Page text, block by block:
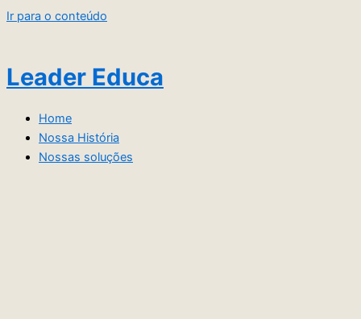
Ir para o conteúdo
Leader Educa
Home
Nossa História
Nossas soluções